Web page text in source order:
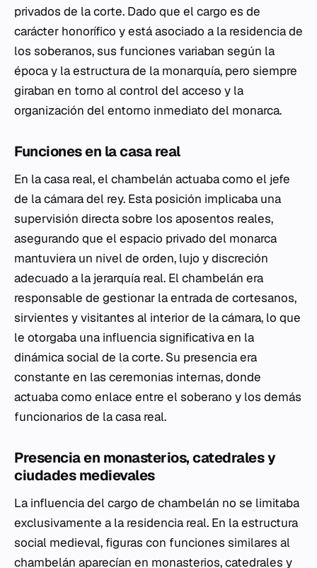
privados de la corte. Dado que el cargo es de
carácter honorífico y está asociado a la residencia de
los soberanos, sus funciones variaban según la
época y la estructura de la monarquía, pero siempre
giraban en torno al control del acceso y la
organización del entorno inmediato del monarca.
Funciones en la casa real
En la casa real, el chambelán actuaba como el jefe
de la cámara del rey. Esta posición implicaba una
supervisión directa sobre los aposentos reales,
asegurando que el espacio privado del monarca
mantuviera un nivel de orden, lujo y discreción
adecuado a la jerarquía real. El chambelán era
responsable de gestionar la entrada de cortesanos,
sirvientes y visitantes al interior de la cámara, lo que
le otorgaba una influencia significativa en la
dinámica social de la corte. Su presencia era
constante en las ceremonias internas, donde
actuaba como enlace entre el soberano y los demás
funcionarios de la casa real.
Presencia en monasterios, catedrales y
ciudades medievales
La influencia del cargo de chambelán no se limitaba
exclusivamente a la residencia real. En la estructura
social medieval, figuras con funciones similares al
chambelán aparecían en monasterios, catedrales y